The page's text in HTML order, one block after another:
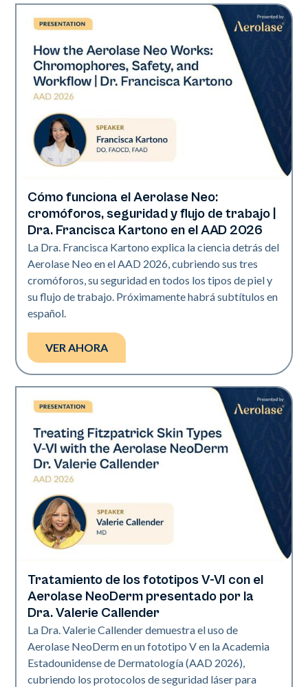
Neo Elite | Presentaciones
Cómo funciona el Aerolase Neo:
cromóforos, seguridad y flujo de trabajo |
Dra. Francisca Kartono en el AAD 2026
La Dra. Francisca Kartono explica la ciencia detrás del
Aerolase Neo en el AAD 2026, cubriendo sus tres
cromóforos, su seguridad en todos los tipos de piel y
su flujo de trabajo. Próximamente habrá subtítulos en
español.
VER AHORA
Neo Elite | Presentaciones
Tratamiento de los fototipos V-VI con el
Aerolase NeoDerm presentado por la
Dra. Valerie Callender
La Dra. Valerie Callender demuestra el uso de
Aerolase NeoDerm en un fototipo V en la Academia
Estadounidense de Dermatología (AAD 2026),
cubriendo los protocolos de seguridad láser para